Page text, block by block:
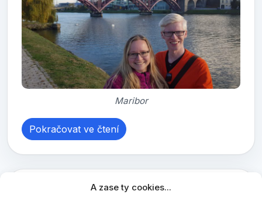
A zase ty cookies...
Maribor
Pokračovat ve čtení
Německé zámky